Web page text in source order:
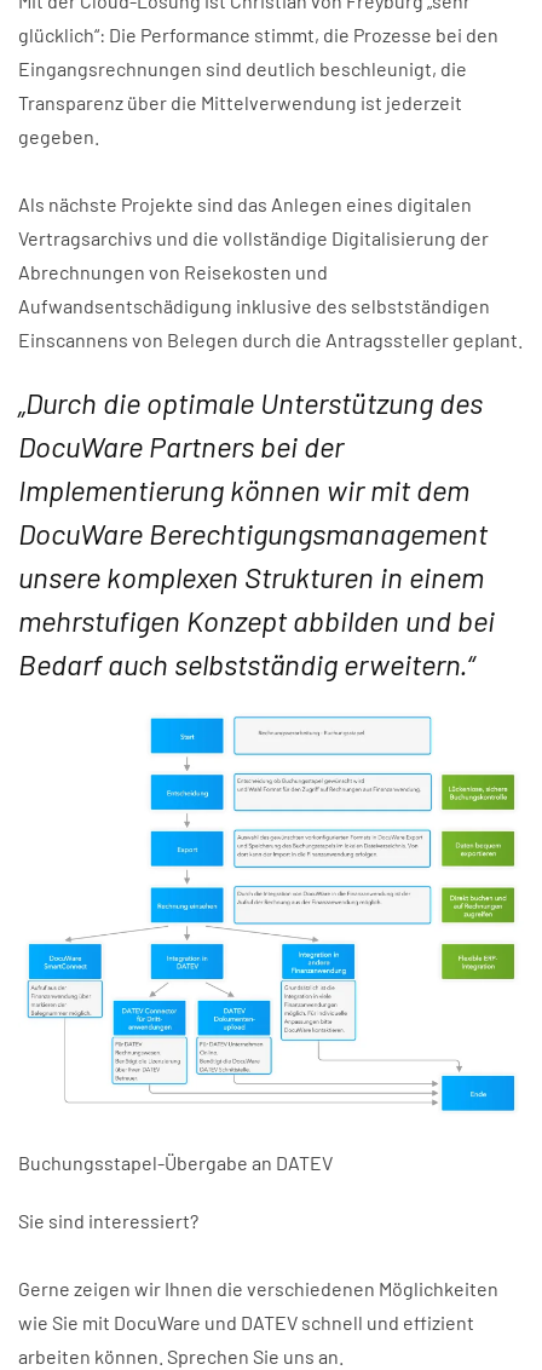
glücklich“: Die Performance stimmt, die Prozesse bei den
Eingangsrechnungen sind deutlich beschleunigt, die
Transparenz über die Mittelverwendung ist jederzeit
gegeben.
Als nächste Projekte sind das Anlegen eines digitalen
Vertragsarchivs und die vollständige Digitalisierung der
Abrechnungen von Reisekosten und
Aufwandsentschädigung inklusive des selbstständigen
Einscannens von Belegen durch die Antragssteller geplant.
„Durch die optimale Unterstützung des
DocuWare Partners bei der
Implementierung können wir mit dem
DocuWare Berechtigungsmanagement
unsere komplexen Strukturen in einem
mehrstufigen Konzept abbilden und bei
Bedarf auch selbstständig erweitern.“
Buchungsstapel-Übergabe an DATEV
Sie sind interessiert?
Gerne zeigen wir Ihnen die verschiedenen Möglichkeiten
wie Sie mit DocuWare und DATEV schnell und effizient
arbeiten können. Sprechen Sie uns an.